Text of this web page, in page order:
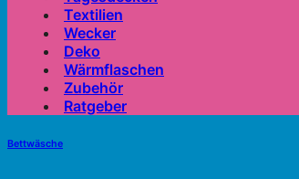
Textilien
Wecker
Deko
Wärmflaschen
Zubehör
Ratgeber
Bettwäsche